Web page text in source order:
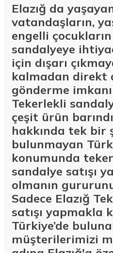
Elazığ da
vatandaşların,
engelli
sandalyeye
için dışarı
kalmadan direkt
gönderme
Tekerlekli
çeşit ürün
hakkında tek bir
bulunmayan
konumunda
sandalye satışı
olmanın
Sadece Elazığ
satışı yapmakla
Türkiye’de
müşterilerimizi